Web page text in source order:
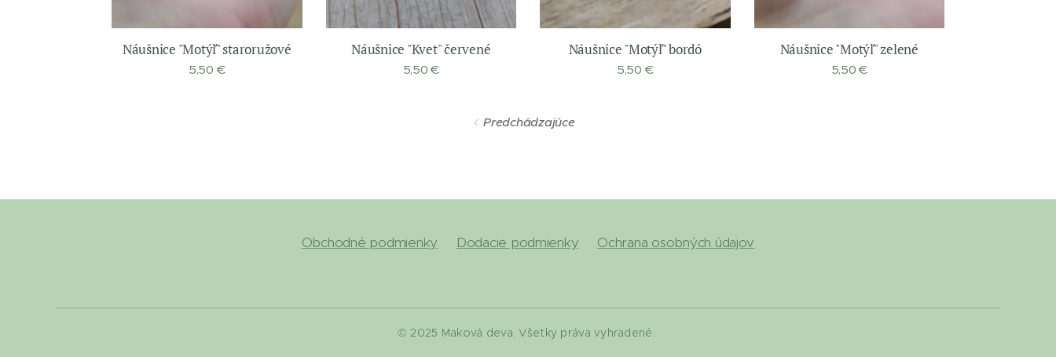
Náušnice "Motýľ" staroružové
5,50 €
Náušnice "Kvet" červené
5,50 €
Náušnice "Motýľ" bordó
5,50 €
Náušnice "Motýľ" zelené
5,50 €
Predchádzajúce
Obchodné podmienky Dodacie podmienky Ochrana osobných údajov
© 2025 Maková deva. Všetky práva vyhradené.